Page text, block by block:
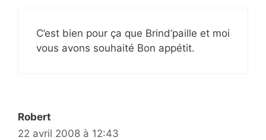
C’est bien pour ça que Brind’paille et moi
vous avons souhaité Bon appétit.
Robert
22 avril 2008 à 12:43